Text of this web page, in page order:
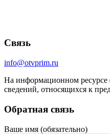
Связь
info@otvprim.ru
На информационном ресурсе
сведений, относящихся к
Обратная связь
Ваше имя (обязательно)